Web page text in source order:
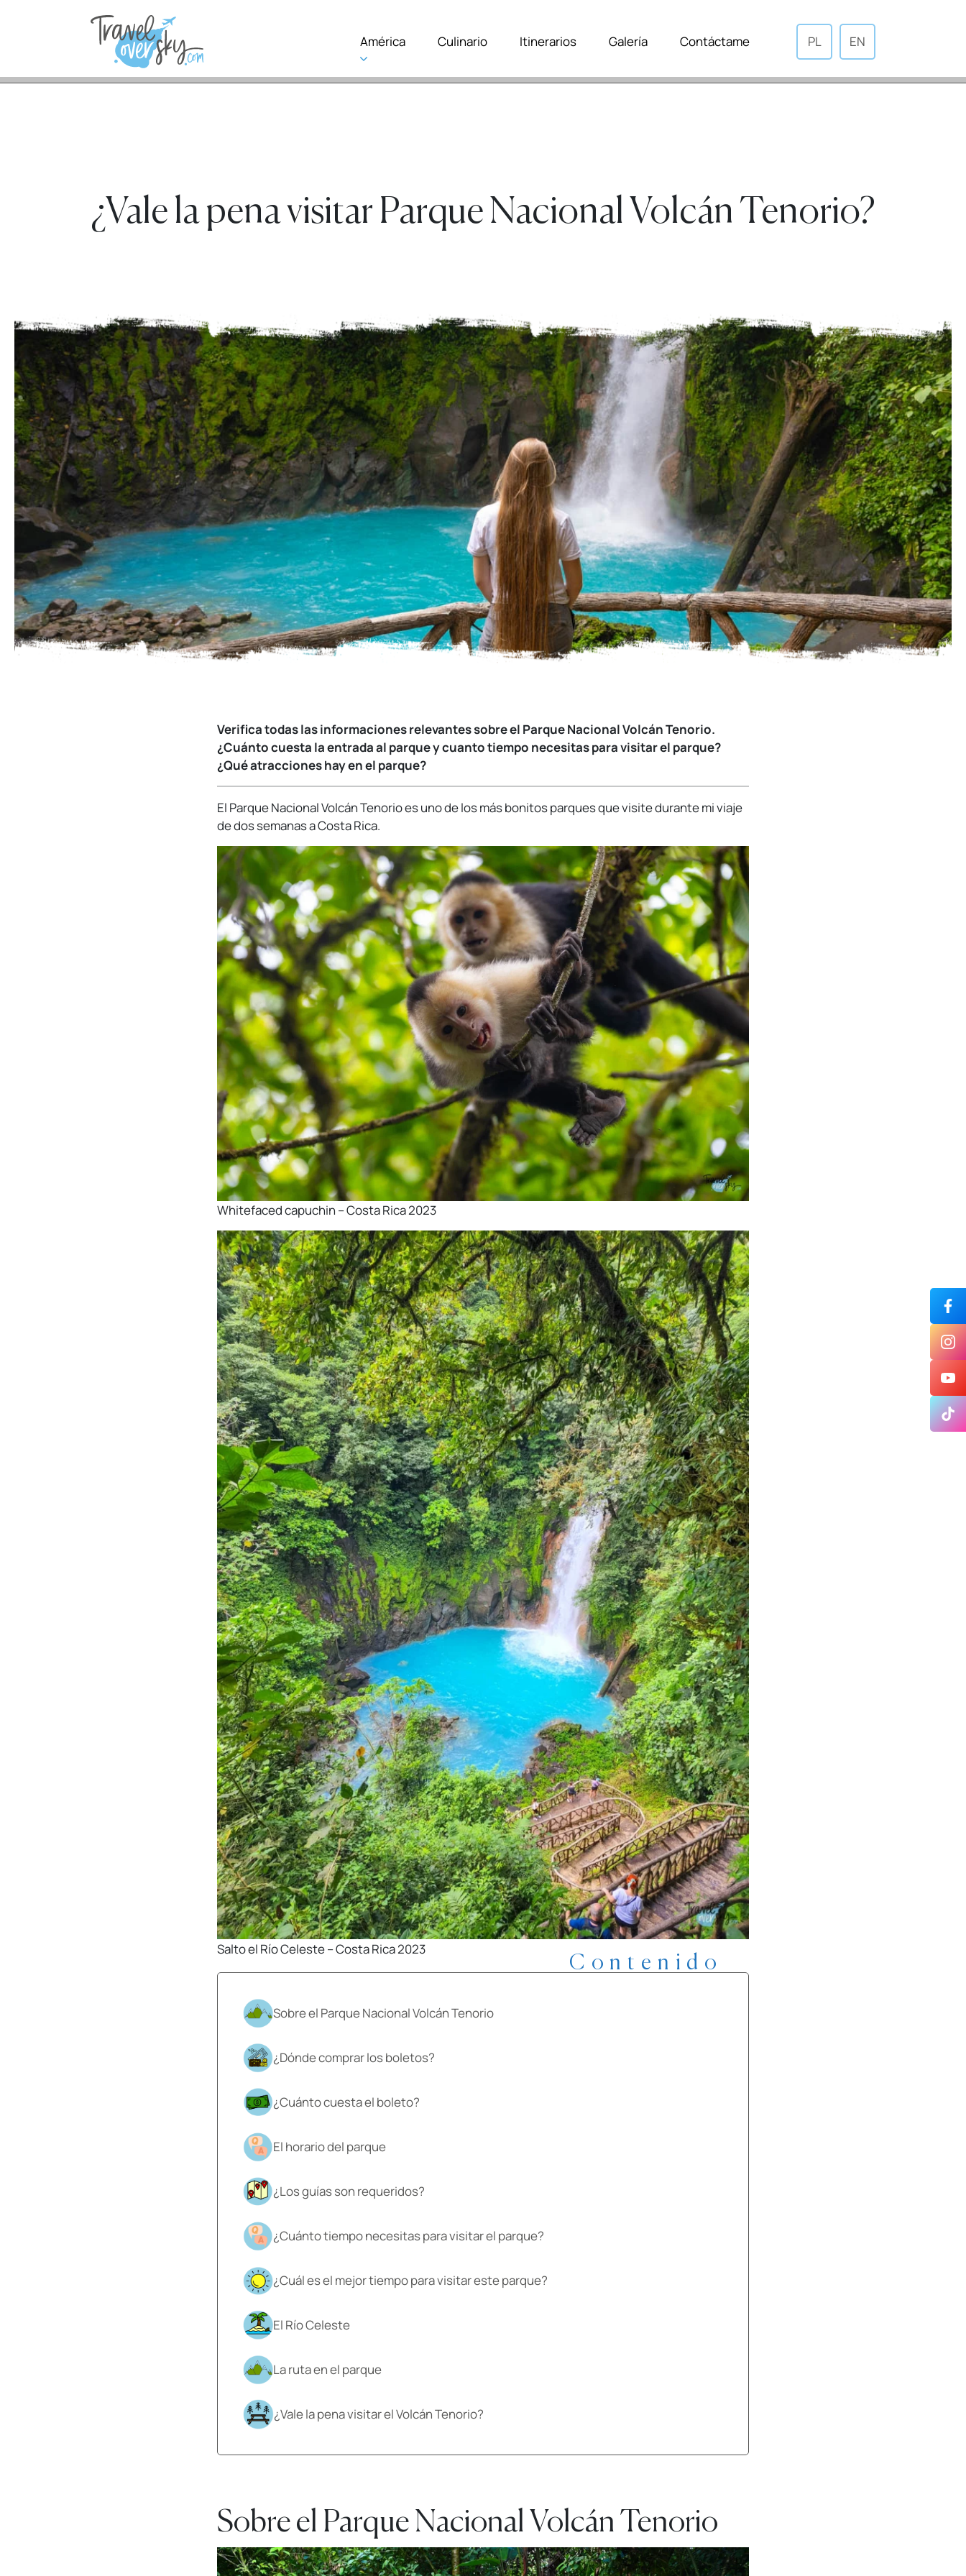
América Culinario Itinerarios Galería Contáctame PL EN
¿Vale la pena visitar Parque Nacional Volcán Tenorio?
Verifica todas las informaciones relevantes sobre el Parque Nacional Volcán Tenorio.
¿Cuánto cuesta la entrada al parque y cuanto tiempo necesitas para visitar el parque?
¿Qué atracciones hay en el parque?
El Parque Nacional Volcán Tenorio es uno de los más bonitos parques que visite durante mi viaje
de dos semanas a Costa Rica.
Whitefaced capuchin – Costa Rica 2023
Salto el Río Celeste – Costa Rica 2023
Contenido
Sobre el Parque Nacional Volcán Tenorio
¿Dónde comprar los boletos?
¿Cuánto cuesta el boleto?
El horario del parque
¿Los guías son requeridos?
¿Cuánto tiempo necesitas para visitar el parque?
¿Cuál es el mejor tiempo para visitar este parque?
El Río Celeste
La ruta en el parque
¿Vale la pena visitar el Volcán Tenorio?
Sobre el Parque Nacional Volcán Tenorio